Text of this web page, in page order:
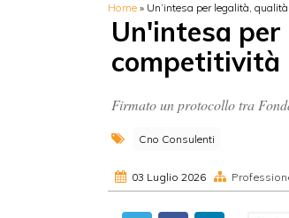
Home » Un’intesa per legalità,
Un'intesa
competitività
Firmato un protocollo tra
Cno Consulenti
03 Luglio 2026